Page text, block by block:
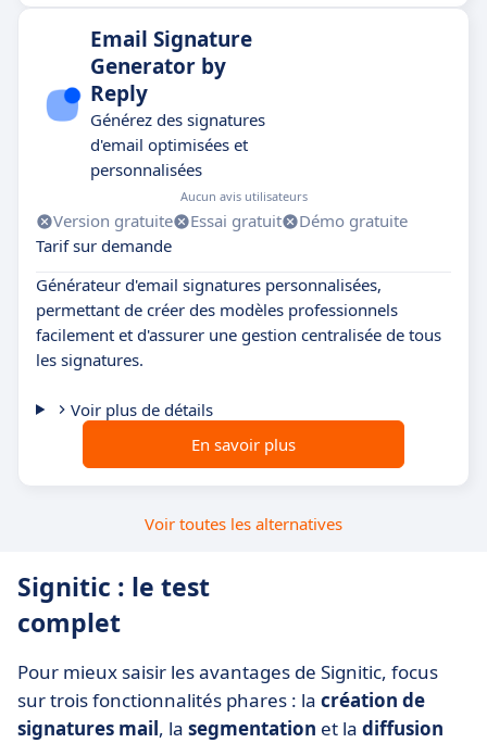
Email Signature
Generator by
Reply
Générez des signatures
d'email optimisées et
personnalisées
Aucun avis utilisateurs
Version gratuite Essai gratuit
Démo gratuite
Tarif sur demande
Générateur d'email signatures personnalisées,
permettant de créer des modèles professionnels
facilement et d'assurer une gestion centralisée de tous
les signatures.
Voir plus de détails
En savoir plus
Voir toutes les alternatives
Signitic : le test
complet
Pour mieux saisir les avantages de Signitic, focus
sur trois fonctionnalités phares : la création de
signatures mail, la segmentation et la diffusion